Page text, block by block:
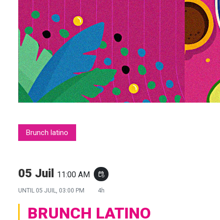
Brunch latino
05 Juil 11:00 AM event_repeat
UNTIL 05 JUIL, 03:00 PM 4h
BRUNCH LATINO